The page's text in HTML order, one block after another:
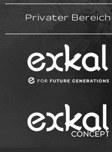
Privater Bereich